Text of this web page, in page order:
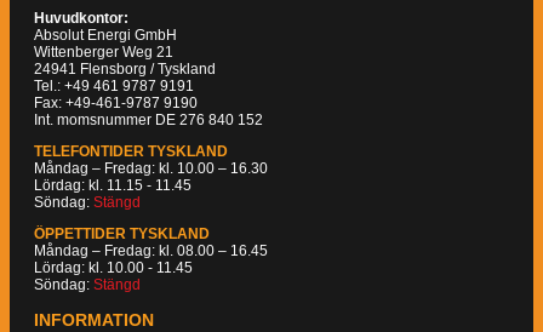
Huvudkontor:
Absolut Energi GmbH
Wittenberger Weg 21
24941 Flensborg / Tyskland
Tel.: +49 461 9787 9191
Fax: +49-461-9787 9190
Int. momsnummer DE 276 840 152
TELEFONTIDER TYSKLAND
Måndag – Fredag: kl. 10.00 – 16.30
Lördag: kl. 11.15 - 11.45
Söndag: Stängd
ÖPPETTIDER TYSKLAND
Måndag – Fredag: kl. 08.00 – 16.45
Lördag: kl. 10.00 - 11.45
Söndag: Stängd
INFORMATION